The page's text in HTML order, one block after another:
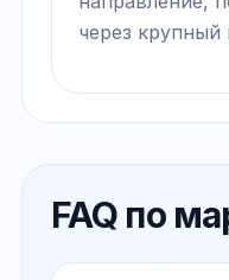
через крупный
FAQ по